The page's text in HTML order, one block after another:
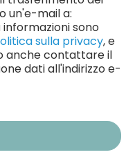
un'e-mail a:
sono
sulla privacy, e
anche contattare il
dati all'indirizzo e-